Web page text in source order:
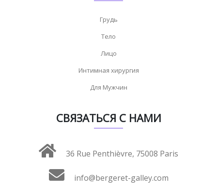
Грудь
Тело
Лицо
Интимная хирургия
Для Мужчин
СВЯЗАТЬСЯ С НАМИ
36 Rue Penthièvre, 75008 Paris
info@bergeret-galley.com